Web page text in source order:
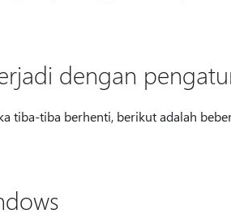
dengan
tiba-tiba berhenti, berikut adalah